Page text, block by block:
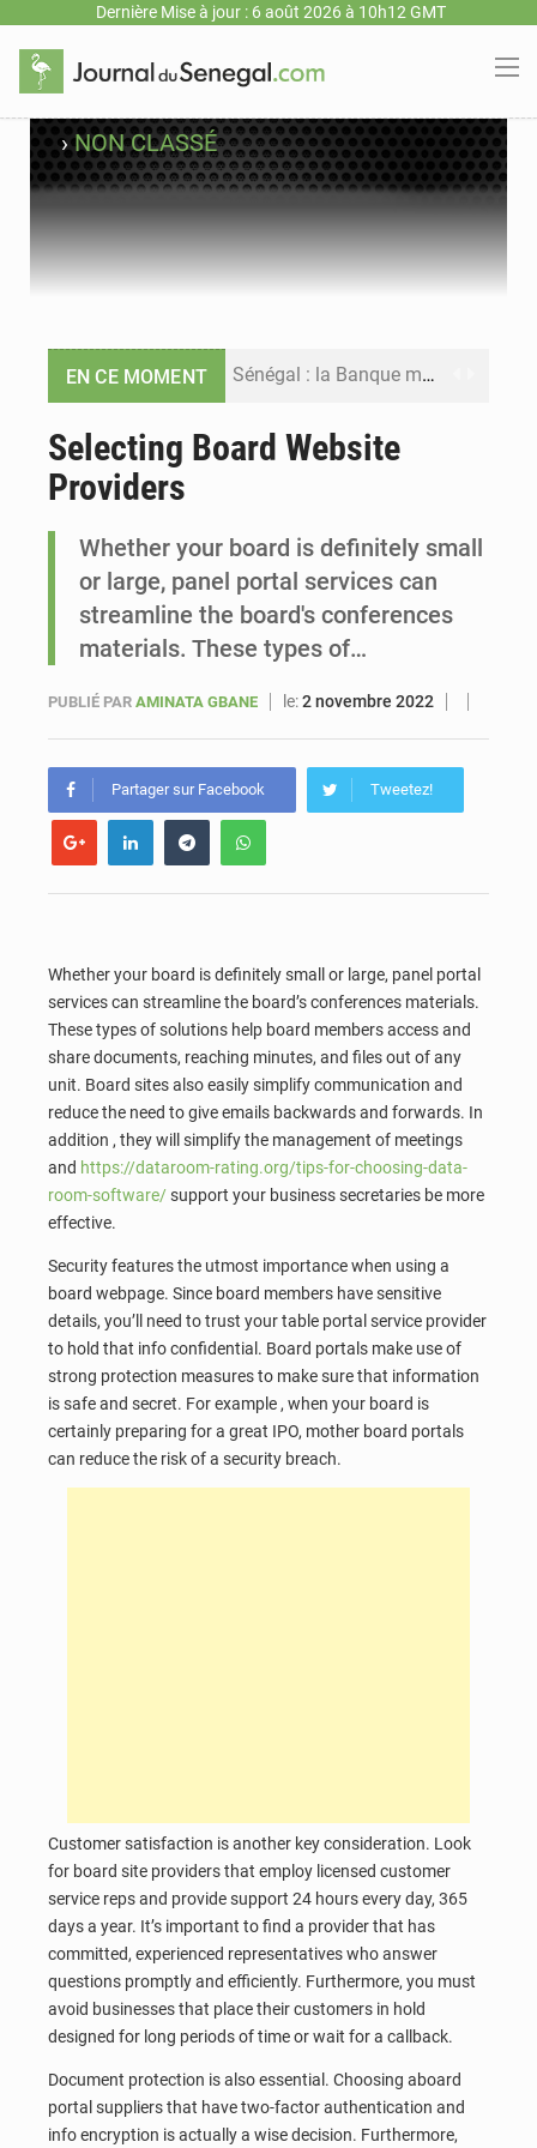
Dernière Mise à jour : 6 août 2026 à 10h12 GMT
›NON CLASSÉ
EN CE MOMENT Sénégal : la Banque mondiale annonce un financement de 340 milliards FCFA pour soutenir les priorités de la Vision Sénégal 2050
Sénégal : Ousmane Diagne prêtera serment le 11 août comme président du Conseil constitutionnel
Selecting Board Website
Providers
Whether your board is definitely small
or large, panel portal services can
streamline the board's conferences
materials. These types of…
PUBLIÉ PAR AMINATA GBANE le:2 novembre 2022
Partager sur Facebook Tweetez!
Whether your board is definitely small or large, panel portal
services can streamline the board’s conferences materials.
These types of solutions help board members access and
share documents, reaching minutes, and files out of any
unit. Board sites also easily simplify communication and
reduce the need to give emails backwards and forwards. In
addition , they will simplify the management of meetings
and https://dataroom-rating.org/tips-for-choosing-data-
room-software/support your business secretaries be more
effective.
Security features the utmost importance when using a
board webpage. Since board members have sensitive
details, you’ll need to trust your table portal service provider
to hold that info confidential. Board portals make use of
strong protection measures to make sure that information
is safe and secret. For example , when your board is
certainly preparing for a great IPO, mother board portals
can reduce the risk of a security breach.
Customer satisfaction is another key consideration. Look
for board site providers that employ licensed customer
service reps and provide support 24 hours every day, 365
days a year. It’s important to find a provider that has
committed, experienced representatives who answer
questions promptly and efficiently. Furthermore, you must
avoid businesses that place their customers in hold
designed for long periods of time or wait for a callback.
Document protection is also essential. Choosing aboard
portal suppliers that have two-factor authentication and
info encryption is actually a wise decision. Furthermore,